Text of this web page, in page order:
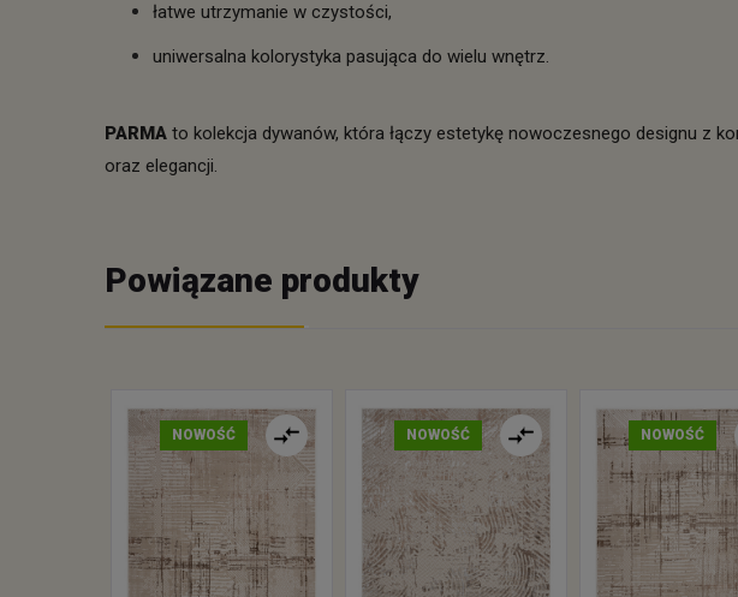
łatwe utrzymanie w czystości,
uniwersalna kolorystyka pasująca do wielu wnętrz.
PARMA to kolekcja dywanów, która łączy estetykę nowoczesnego designu z
oraz elegancji.
Powiązane produkty
NOWOŚĆ NOWOŚĆ NOWOŚĆ